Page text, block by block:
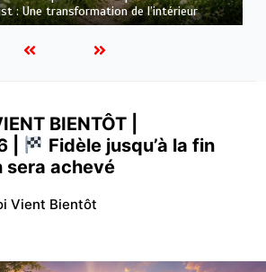
pour Jésus
BIENTÔT |
|
Fidèle jusqu’à la fin
sera achevé
Vient Bientôt